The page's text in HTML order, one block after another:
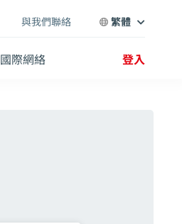
國際網絡 登入
與我們聯絡 繁體